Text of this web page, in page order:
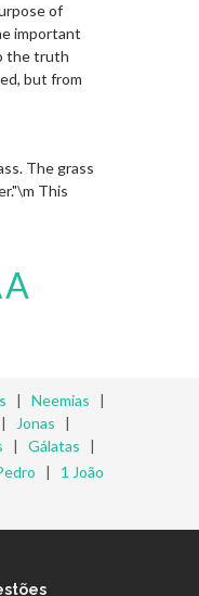
of
important
the truth
but from
The grass
This
A
| Neemias |
| Jonas |
| Gálatas |
| 1 João